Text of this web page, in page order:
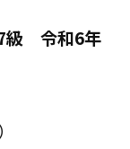
級 令和6年